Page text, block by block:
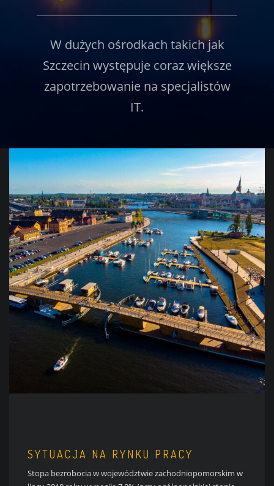
W dużych ośrodkach takich jak
Szczecin występuje coraz większe
zapotrzebowanie na specjalistów
IT.
SYTUACJA NA RYNKU PRACY
Stopa bezrobocia w województwie zachodniopomorskim w